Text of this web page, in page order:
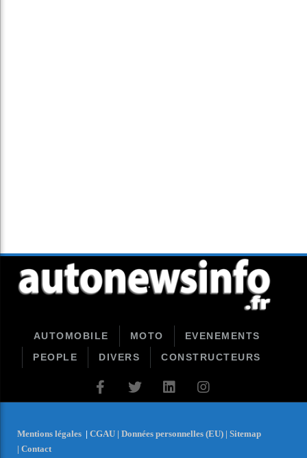
AUTOMOBILE MOTO
EVENEMENTS
PEOPLE
DIVERS CONSTRUCTEURS
Mentions légales | CGAU | Données personnelles (EU) | Sitemap
| Contact